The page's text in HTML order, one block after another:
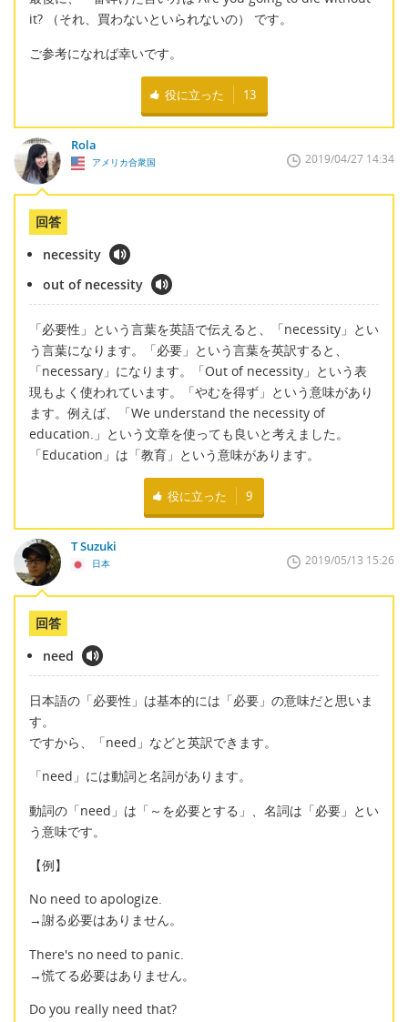
it? （それ、買わないといられないの） です。
ご参考になれば幸いです。
役に立った 13
Rola
アメリカ合衆国 2019/04/27 14:34
回答
necessity
out of necessity
「必要性」という言葉を英語で伝えると、「necessity」とい
う言葉になります。「必要」という言葉を英訳すると、
「necessary」になります。「Out of necessity」という表
現もよく使われています。「やむを得ず」という意味があり
ます。例えば、「We understand the necessity of
education.」という文章を使っても良いと考えました。
「Education」は「教育」という意味があります。
役に立った 9
T Suzuki
日本 2019/05/13 15:26
回答
need
日本語の「必要性」は基本的には「必要」の意味だと思いま
す。
ですから、「need」などと英訳できます。
「need」には動詞と名詞があります。
動詞の「need」は「～を必要とする」、名詞は「必要」とい
う意味です。
【例】
No need to apologize.
→謝る必要はありません。
There's no need to panic.
→慌てる必要はありません。
Do you really need that?